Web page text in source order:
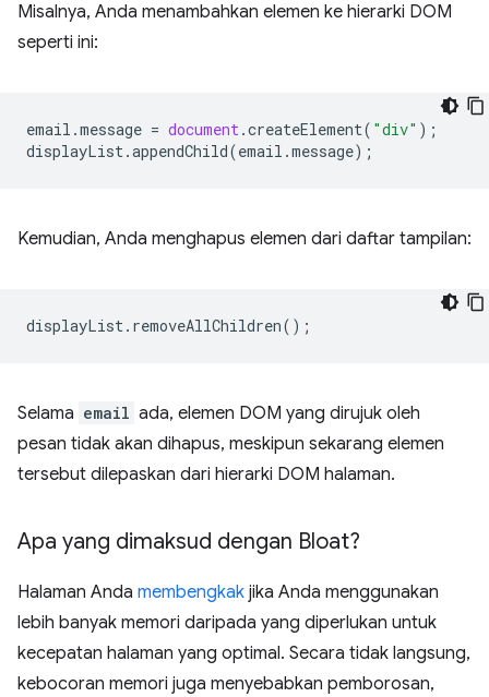
Misalnya, Anda menambahkan elemen ke hierarki DOM
seperti ini:
email .message = document.createElement( "div" );
displayList.appendChild(email .message);
Kemudian, Anda menghapus elemen dari daftar tampilan:
displayList. removeAllChildren();
Selama email ada, elemen DOM yang dirujuk oleh
pesan tidak akan dihapus, meskipun sekarang elemen
tersebut dilepaskan dari hierarki DOM halaman.
Apa yang dimaksud dengan Bloat?
Halaman Anda membengkak jika Anda menggunakan
lebih banyak memori daripada yang diperlukan untuk
kecepatan halaman yang optimal. Secara tidak langsung,
kebocoran memori juga menyebabkan pemborosan,